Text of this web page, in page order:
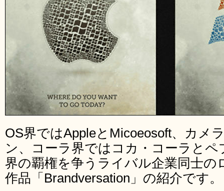
OS界ではAppleとMicoeosoft、カメ
ン、コーラ界ではコカ・コーラと
界の覇権を争うライバル企業同士の
作品「Brandversation」の紹介です。